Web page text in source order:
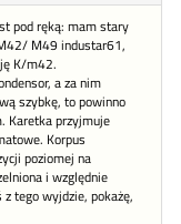
pod ręką: mam stary
M49 industar61,
K/m42.
a za nim
szybkę, to powinno
Karetka przyjmuje
Korpus
poziomej na
i względnie
tego wyjdzie, pokażę,